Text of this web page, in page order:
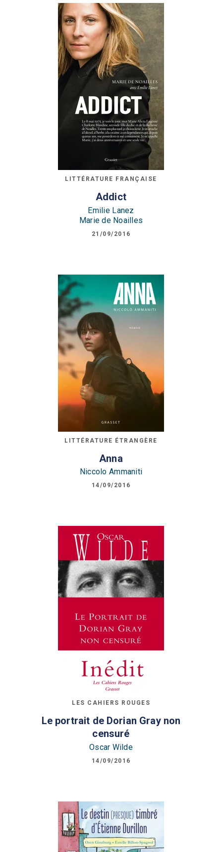
LITTÉRATURE FRANÇAISE
Addict
Emilie Lanez
Marie de Noailles
21/09/2016
LITTÉRATURE ÉTRANGÈRE
Anna
Niccolo Ammaniti
14/09/2016
LES CAHIERS ROUGES
Le portrait de Dorian Gray non
censuré
Oscar Wilde
14/09/2016